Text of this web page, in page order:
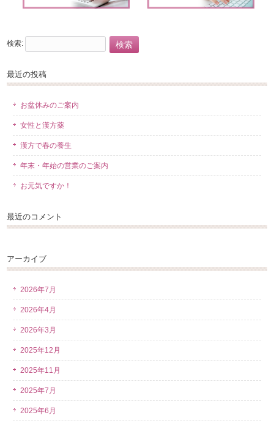
検索:
最近の投稿
お盆休みのご案内
女性と漢方薬
漢方で春の養生
年末・年始の営業のご案内
お元気ですか！
最近のコメント
アーカイブ
2026年7月
2026年4月
2026年3月
2025年12月
2025年11月
2025年7月
2025年6月